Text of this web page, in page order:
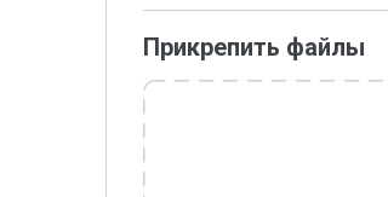
Прикрепить файлы